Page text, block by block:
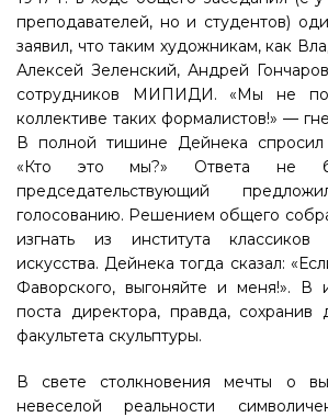
преподавателей, но и студентов)
заявил, что таким художникам, как
Алексей Зеленский, Андрей
сотрудников МИПИДИ. «Мы не
коллективе таких формалистов!» —
В полной тишине Дейнека спросил
«Кто это мы?» Ответа не
председательствующий
голосованию. Решением общего
изгнать из института классиков
искусства. Дейнека тогда сказал:
Фаворского, выгоняйте и меня!». В
поста директора, правда, сохранив
факультета скульптуры.
В свете столкновения мечты о
невеселой реальности